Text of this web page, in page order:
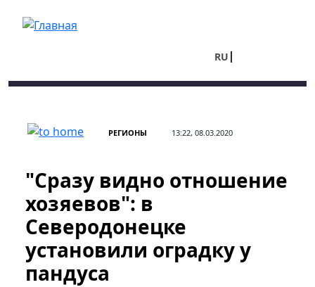
RU
РЕГИОНЫ 13:22, 08.03.2020
"Сразу видно отношение
хозяевов": в
Северодонецке
установили оградку у
пандуса